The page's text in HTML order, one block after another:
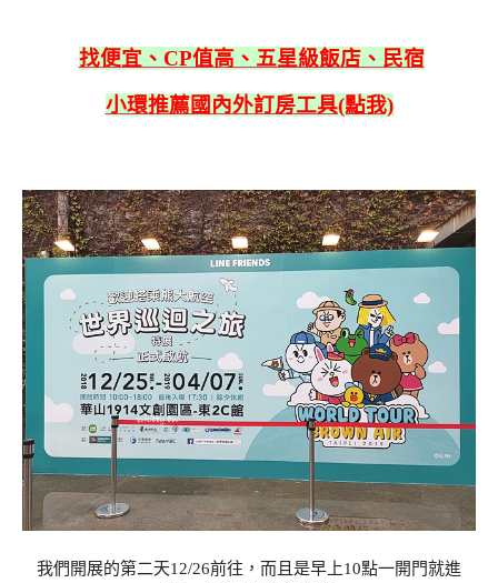
找便宜、CP值高、五星級飯店、民宿
小環推薦國內外訂房工具(點我)
我們開展的第二天12/26前往，而且是早上10點一開門就進